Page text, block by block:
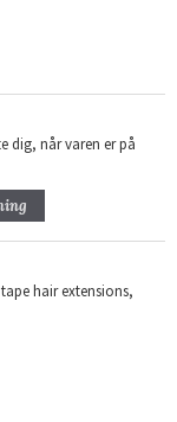
dig, når varen er på
hair extensions,